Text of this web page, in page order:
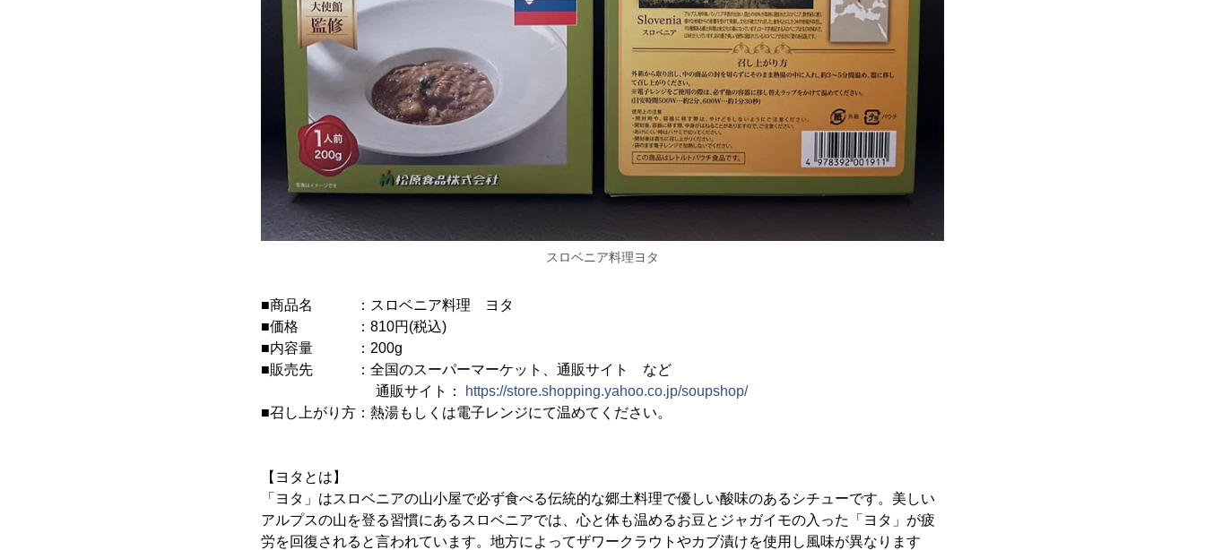
スロベニア料理ヨタ
■商品名 ：スロベニア料理 ヨタ
■価格 ：810円(税込)
■内容量 ：200g
■販売先 ：全国のスーパーマーケット、通販サイト など
通販サイト：
https://store.shopping.yahoo.co.jp/soupshop/
■召し上がり方：熱湯もしくは電子レンジにて温めてください。
【ヨタとは】
「ヨタ」はスロベニアの山小屋で必ず食べる伝統的な郷土料理で優しい酸味のあるシチューです。美しい
アルプスの山を登る習慣にあるスロベニアでは、心と体も温めるお豆とジャガイモの入った「ヨタ」が疲
労を回復されると言われています。地方によってザワークラウトやカブ漬けを使用し風味が異なります